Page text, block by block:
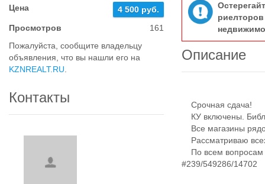
Цена
4 500 руб.
Просмотров
161
Пожалуйста, сообщите владельцу
объявления, что вы нашли его на
KZNREALT.RU
Контакты
Описание
Срочная сдача!
КУ включены.
Все магазины
Рассматриваю
По всем вопросам
#239/549286/14702